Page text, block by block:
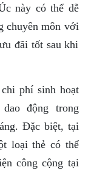
này có thể dễ
chuyên môn với
đãi tốt sau khi
phí sinh hoạt
động trong
Đặc biệt, tại
loại thẻ có thể
công cộng tại